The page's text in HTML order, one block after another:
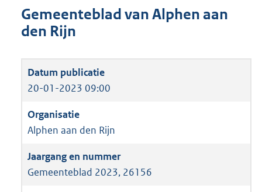
Gemeenteblad van Alphen aan
den Rijn
20-01-2023 09:00
Alphen aan den Rijn
Gemeenteblad 2023, 26156